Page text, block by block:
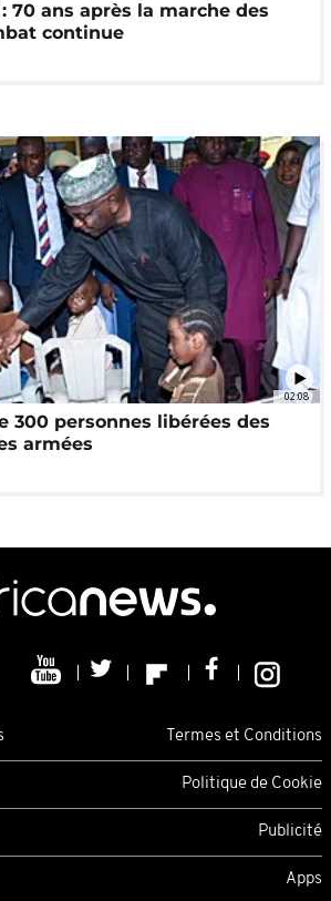
70 ans après la marche des
continue
02:08
300 personnes libérées des
armées
Termes et Conditions
Politique de Cookie
Publicité
Apps